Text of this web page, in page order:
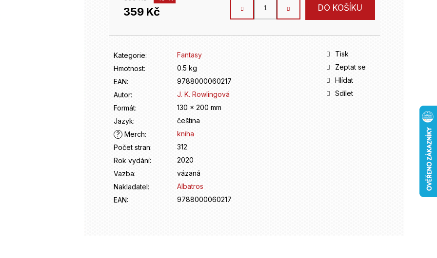
359 Kč
Měrná
DO KOŠÍKU
Kategorie:
Fantasy
Hmotnost:
0.5 kg
EAN:
9788000060217
Autor:
J. K. Rowlingová
Formát:
130 x 200 mm
Jazyk:
čeština
? Merch:
kniha
Počet stran:
312
Rok vydání:
2020
Vazba:
vázaná
Nakladatel:
Albatros
EAN: 9788000060217
Tisk
Zeptat se
Hlídat
Sdílet